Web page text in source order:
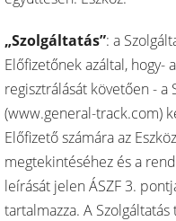
„Szolgáltatás”: a
Előfizetőnek azáltal, hogy-
regisztrálását követően - a
(www.general-track.com)
Előfizető számára az
megtekintéséhez és a
leírását jelen ÁSZF 3.
tartalmazza. A